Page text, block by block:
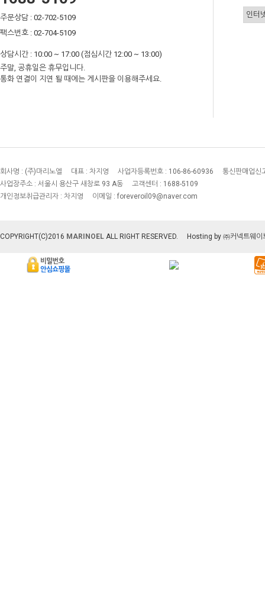
주문상담 : 02-702-5109
팩스번호 : 02-704-5109
상담시간 : 10:00 ~ 17:00 (점심시간 12:00 ~ 13:00)
주말, 공휴일은 휴무입니다.
통화 연결이 지연 될 때에는 게시판을 이용해주세요.
회사명 : (주)마리노엘 대표 : 차지영 사업자등록번호 : 106-86-60936
통신판매업신
사업장주소 : 서울시 용산구 새창로 93 A동 고객센터 : 1688-5109
개인정보취급관리자 : 차지영 이메일 : foreveroil09@naver.com
COPYRIGHT(C)2016 MARINOEL ALL RIGHT RESERVED. Hosting by ㈜커넥트웨이